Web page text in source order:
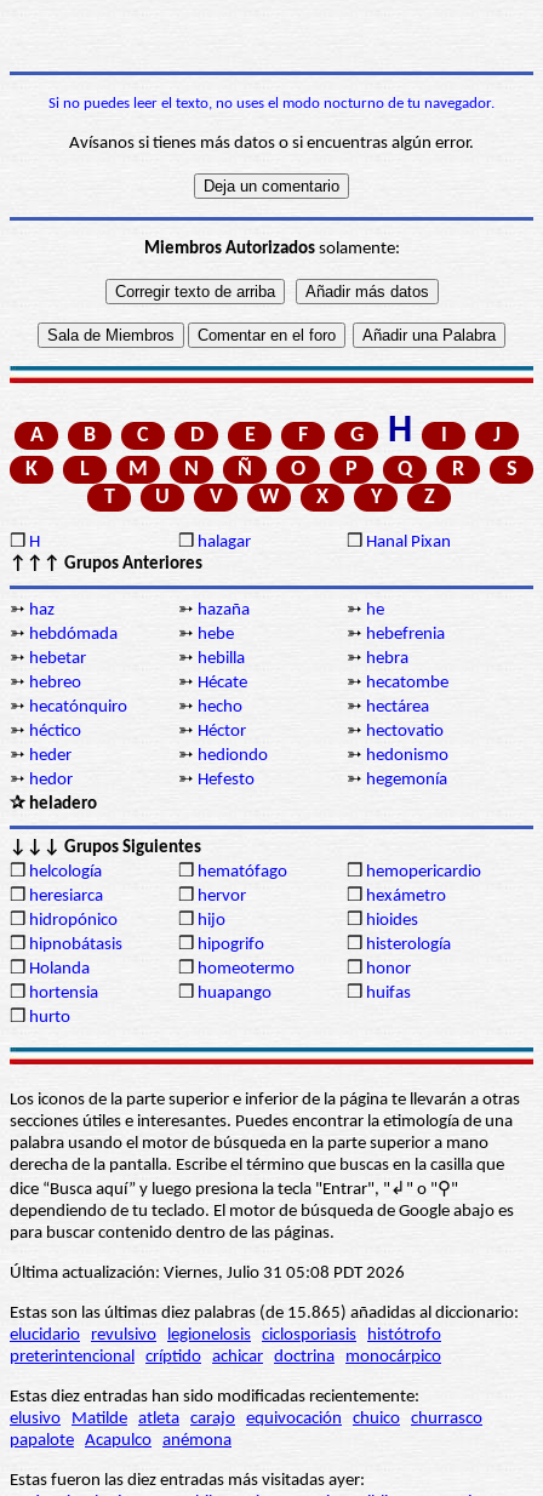
Si no puedes leer el texto, no uses el modo nocturno de tu navegador.
Avísanos si tienes más datos o si encuentras algún error.
Miembros Autorizadossolamente:
A B C D E F G H I
J
K
L M N Ñ O P Q R
S
T
U V W X Y Z
❒ H ❒ halagar ❒ Hanal Pixan
↑↑↑ Grupos Anteriores
➳ haz ➳ hazaña ➳ he
➳ hebdómada ➳ hebe ➳ hebefrenia
➳ hebetar ➳ hebilla ➳ hebra
➳ hebreo ➳ Hécate ➳ hecatombe
➳ hecatónquiro ➳ hecho ➳ hectárea
➳ héctico ➳ Héctor ➳ hectovatio
➳ heder ➳ hediondo ➳ hedonismo
➳ hedor ➳ Hefesto ➳ hegemonía
✰ heladero
↓↓↓ Grupos Siguientes
❒ helcología ❒ hematófago ❒ hemopericardio
❒ heresiarca ❒ hervor ❒ hexámetro
❒ hidropónico ❒ hijo ❒ hioides
❒ hipnobátasis ❒ hipogrifo ❒ histerología
❒ Holanda ❒ homeotermo ❒ honor
❒ hortensia ❒ huapango ❒ huifas
❒ hurto
Los iconos de la parte superior e inferior de la página te llevarán a otras
secciones útiles e interesantes. Puedes encontrar la etimología de una
palabra usando el motor de búsqueda en la parte superior a mano
derecha de la pantalla. Escribe el término que buscas en la casilla que
dice “Busca aquí” y luego presiona la tecla "Entrar", "↲" o "⚲"
dependiendo de tu teclado. El motor de búsqueda de Google abajo es
para buscar contenido dentro de las páginas.
Última actualización: Viernes, Julio 31 05:08 PDT 2026
Estas son las últimas diez palabras (de 15.865) añadidas al diccionario:
elucidario
revulsivo legionelosis ciclosporiasis
histótrofo
preterintencional críptido achicar doctrina monocárpico
Estas diez entradas han sido modificadas recientemente:
elusivo
Matilde atleta carajo equivocación chuico churrasco
papalote Acapulco anémona
Estas fueron las diez entradas más visitadas ayer: